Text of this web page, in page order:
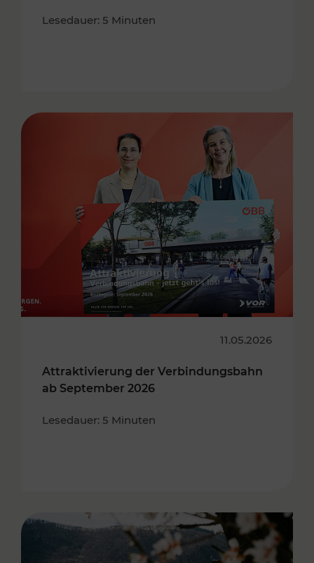
Lesedauer: 5 Minuten
11.05.2026
Attraktivierung der Verbindungsbahn
ab September 2026
Lesedauer: 5 Minuten